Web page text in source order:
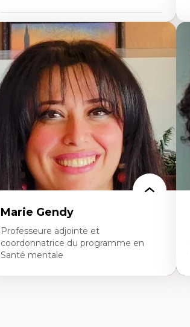
Expertises
Pédagogies critiques et justice sociale
Éthique relationnelle et sollicitude en
éducation
Décolonisation et autochtonisation de la
formation à l’enseignement
Littératie et didactique du français
Éducation inclusive
Formation à l’enseignement en contexte
francophone minoritaire
Identité linguistique et culturelle
Recherche-action et approches
participatives
Leadership éducatif et pratiques réflexives
Éducation durable et bien-être en
enseignement
Marie Gendy
Professeure adjointe et
coordonnatrice du programme en
Santé mentale